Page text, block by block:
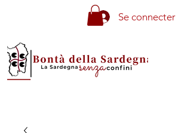
Se connecter